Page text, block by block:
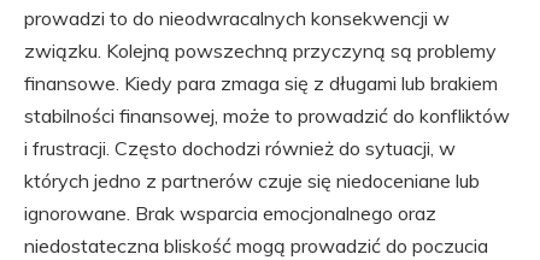
prowadzi to do nieodwracalnych konsekwencji w
związku. Kolejną powszechną przyczyną są problemy
finansowe. Kiedy para zmaga się z długami lub brakiem
stabilności finansowej, może to prowadzić do konfliktów
i frustracji. Często dochodzi również do sytuacji, w
których jedno z partnerów czuje się niedoceniane lub
ignorowane. Brak wsparcia emocjonalnego oraz
niedostateczna bliskość mogą prowadzić do poczucia